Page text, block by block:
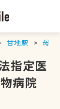
甘地駅 母体
指定医
病院